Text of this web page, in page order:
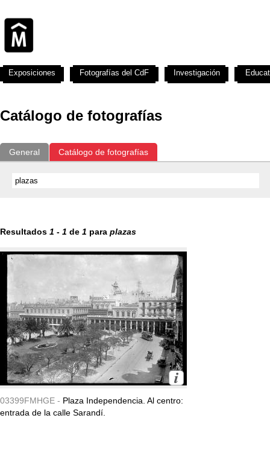
Catálogo de fotografías
General Catálogo de fotografías
Resultados 1 - 1 de 1 para plazas
03399FMHGE - Plaza Independencia. Al centro:
entrada de la calle Sarandí.
Exposiciones Fotografías del CdF Investigación